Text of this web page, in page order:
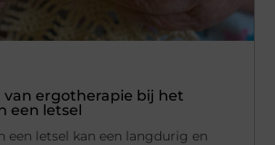
van ergotherapie bij het
een letsel
een letsel kan een langdurig en